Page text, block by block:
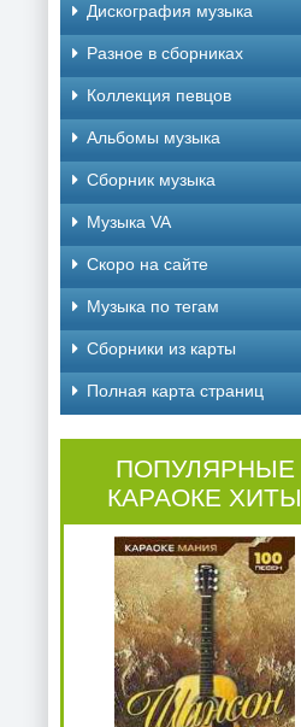
Дискография музыка
Разное в сборниках
Коллекция певцов
Альбомы музыка
Сборник музыка
Музыка VA
Скоро на сайте
Музыка по тегам
Cборники из карты
Полная карта страниц
ПОПУЛЯРНЫЕ
КАРАОКЕ ХИТЫ